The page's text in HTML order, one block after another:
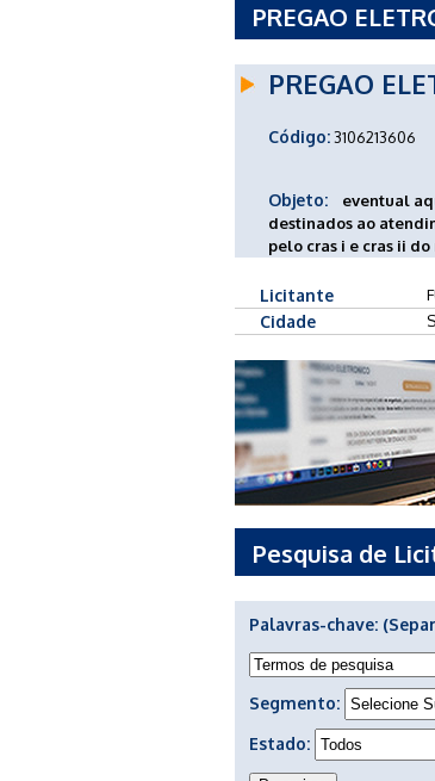
PREGAO
PREGAO
Código:3106213606
Objeto:
eventual
destinados ao
pelo cras i e cras ii
Licitante
Cidade
Pesquisa de
Palavras-chave:
Segmento:
Estado: